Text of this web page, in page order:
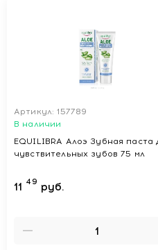
Артикул: 157789
В наличии
EQUILIBRA Алоэ Зубная паста
чувствительных зубов 75 мл
11 49 руб.